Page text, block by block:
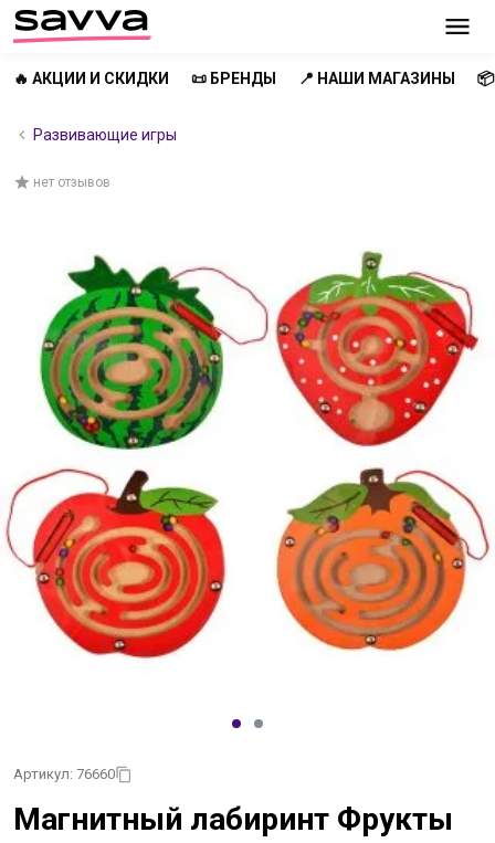
🔥 АКЦИИ И СКИДКИ 📜 БРЕНДЫ 📍 НАШИ МАГАЗИНЫ
Развивающие игры
нет отзывов
Артикул: 76660
Магнитный лабиринт Фрукты